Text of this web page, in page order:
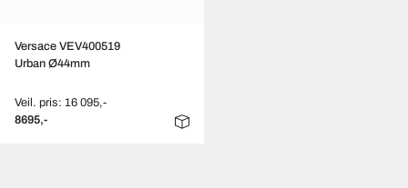
Versace VEV400519
Urban Ø44mm
Veil. pris: 16 095,-
8695,-